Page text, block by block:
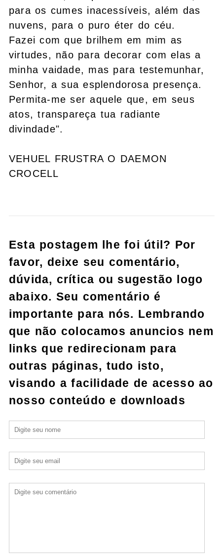
para os cumes inacessíveis, além das
nuvens, para o puro éter do céu.
Fazei com que brilhem em mim as
virtudes, não para decorar com elas a
minha vaidade, mas para testemunhar,
Senhor, a sua esplendorosa presença.
Permita-me ser aquele que, em seus
atos, transpareça tua radiante
divindade".
VEHUEL FRUSTRA O DAEMON
CROCELL
Esta postagem lhe foi útil? Por
favor, deixe seu comentário,
dúvida, crítica ou sugestão logo
abaixo. Seu comentário é
importante para nós. Lembrando
que não colocamos anuncios nem
links que redirecionam para
outras páginas, tudo isto,
visando a facilidade de acesso ao
nosso conteúdo e downloads